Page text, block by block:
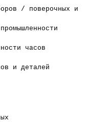
/ поверочных и
часов
и деталей